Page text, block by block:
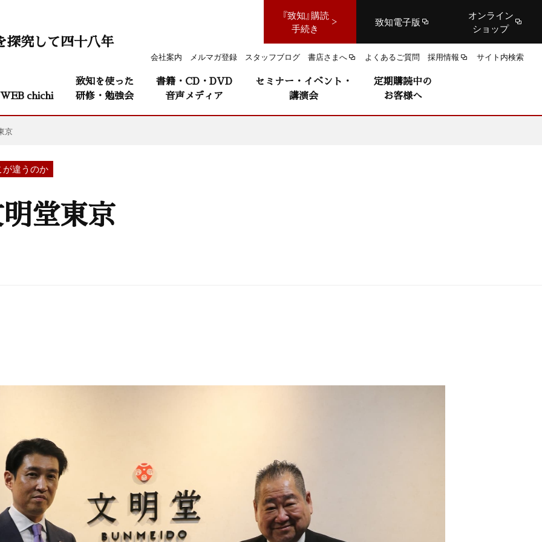
『致知』購読
手続き
致知電子版
オンライン
ショップ
会社案内 メルマガ登録 スタッフブログ 書店さまへ よくあるご質問 採用情報 サイト内検索
探究して四十八年
WEB chichi
致知を使った
研修・勉強会
書籍・CD・DVD
音声メディア
セミナー・イベント・
講演会
定期購読中の
お客様へ
京
が違うのか
堂東京